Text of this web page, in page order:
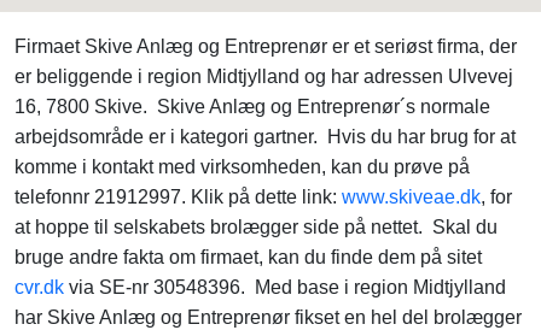
Firmaet Skive Anlæg og Entreprenør er et seriøst firma, der
er beliggende i region Midtjylland og har adressen Ulvevej
16, 7800 Skive. Skive Anlæg og Entreprenør´s normale
arbejdsområde er i kategori gartner. Hvis du har brug for at
komme i kontakt med virksomheden, kan du prøve på
telefonnr 21912997. Klik på dette link: www.skiveae.dk, for
at hoppe til selskabets brolægger side på nettet. Skal du
bruge andre fakta om firmaet, kan du finde dem på sitet
cvr.dk via SE-nr 30548396. Med base i region Midtjylland
har Skive Anlæg og Entreprenør fikset en hel del brolægger